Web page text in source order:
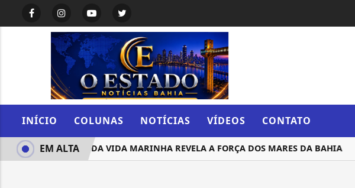
INÍCIO COLUNAS NOTÍCIAS VÍDEOS CONTATO
RIQUEZA DA VIDA MARINHA REVELA A FORÇA DOS MARES DA BAHIA
EM ALTA